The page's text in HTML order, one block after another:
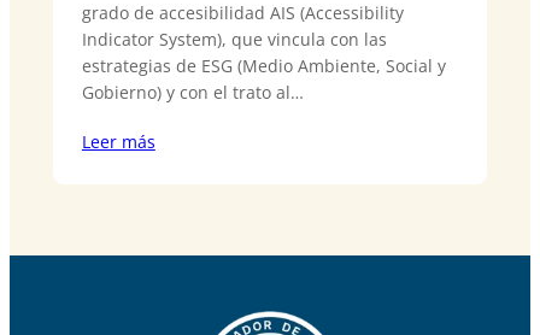
grado de accesibilidad AIS (Accessibility
Indicator System), que vincula con las
estrategias de ESG (Medio Ambiente, Social y
Gobierno) y con el trato al…
Leer más